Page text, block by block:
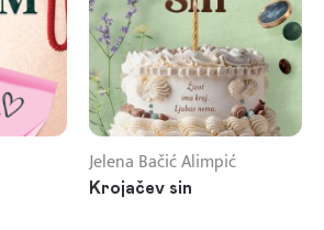
Jelena Bačić Alimpić
Krojačev sin